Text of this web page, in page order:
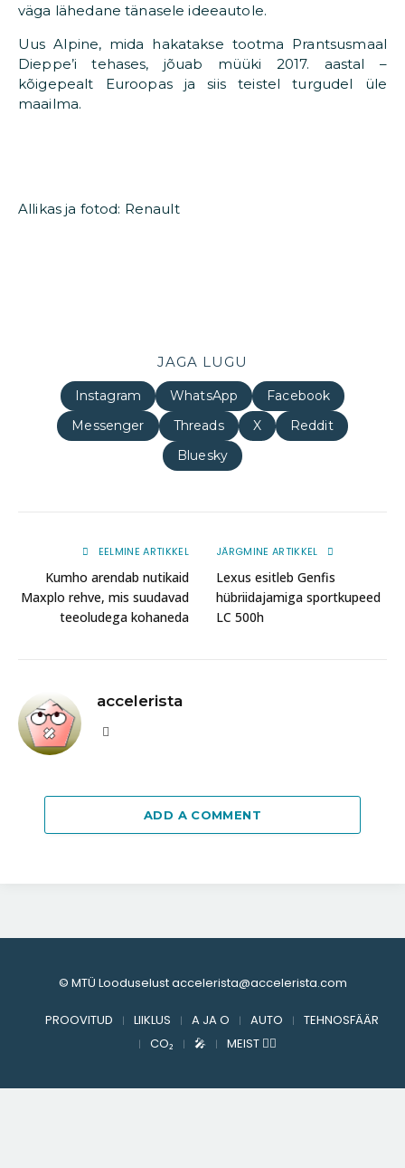
väga lähedane tänasele ideeautole.
Uus Alpine, mida hakatakse tootma Prantsusmaal
Dieppe’i tehases, jõuab müüki 2017. aastal –
kõigepealt Euroopas ja siis teistel turgudel üle
maailma.
Allikas ja fotod: Renault
JAGA LUGU
Instagram WhatsApp
Facebook
Messenger
Threads X
Reddit
Bluesky
EELMINE ARTIKKEL
Kumho arendab nutikaid
Maxplo rehve, mis suudavad
teeoludega kohaneda
JÄRGMINE ARTIKKEL
Lexus esitleb Genfis
hübriidajamiga sportkupeed
LC 500h
accelerista
ADD A COMMENT
© MTÜ Looduselust accelerista@accelerista.com
PROOVITUD LIIKLUS A JA O AUTO
TEHNOSFÄÄR
CO₂
🎤︎︎ MEIST ✍🏻